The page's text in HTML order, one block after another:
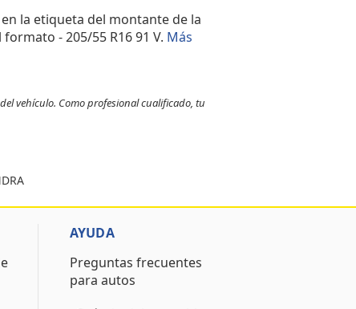
la etiqueta del montante de la
- 205/55 R16 91 V. Más
vehículo. Como profesional cualificado, tu
AYUDA
Preguntas frecuentes
para autos